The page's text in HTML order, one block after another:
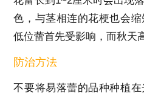
色，与茎相连的花梗也会
低位蕾首先受影响，而秋天
防治方法
不要将易落蕾的品种种植